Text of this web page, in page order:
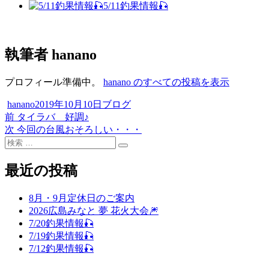
5/11釣果情報🎣
執筆者 hanano
プロフィール準備中。 hanano のすべての投稿を表示
投
稿
者
hanano投
稿
日:
2019年10月10日 カ
ゴ
ブログ
投
稿
ビ
前 過
去
の
稿:
タイラバ 好調♪
次 次
の
稿:
今回の台風おそろしい・・・
検
対
象:
検
最近の投稿
8月・9月定休日のご案内
2026広島みなと 夢 花火大会🎆
7/20釣果情報🎣
7/19釣果情報🎣
7/12釣果情報🎣